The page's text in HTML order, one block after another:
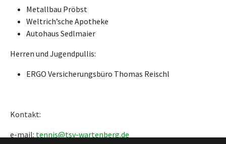
Metallbau Pröbst
Weltrich’sche Apotheke
Autohaus Sedlmaier
Herren und Jugendpullis:
ERGO Versicherungsbüro Thomas Reischl
Kontakt:
e-mail: tennis@tsv-wartenberg.de